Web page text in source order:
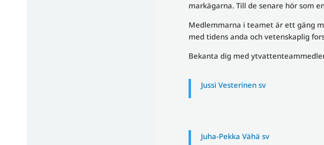
markägarna. Till de senare hör som
Medlemmarna i teamet är ett gäng
med tidens anda och vetenskaplig
Bekanta dig med
Jussi Vesterinen sv
Juha-Pekka Vähä sv